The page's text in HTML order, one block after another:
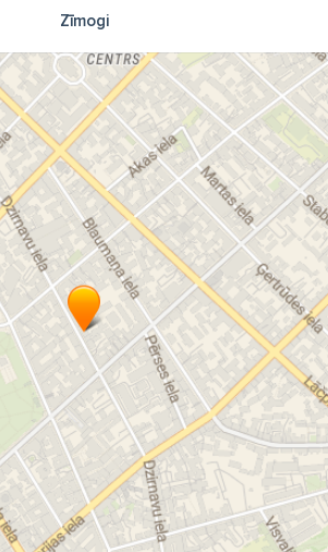
Zīmogi